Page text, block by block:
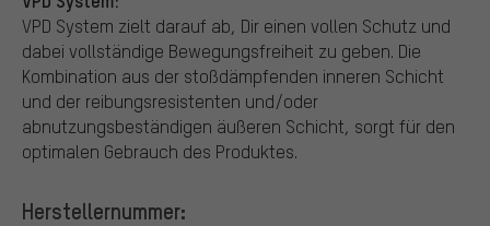
VPD System zielt darauf ab, Dir einen vollen Schutz und
dabei vollständige Bewegungsfreiheit zu geben. Die
Kombination aus der stoßdämpfenden inneren Schicht
und der reibungsresistenten und/oder
abnutzungsbeständigen äußeren Schicht, sorgt für den
optimalen Gebrauch des Produktes.
Herstellernummer: